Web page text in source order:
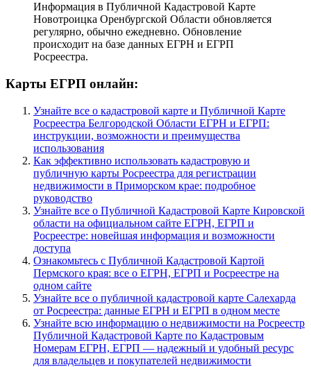
Информация в Публичной Кадастровой Карте
Новотроицка Оренбургской Области обновляется
регулярно, обычно ежедневно. Обновление
происходит на базе данных ЕГРН и ЕГРП
Росреестра.
Карты ЕГРП онлайн:
Узнайте все о кадастровой карте и Публичной Карте
Росреестра Белгородской Области ЕГРН и ЕГРП:
инструкции, возможности и преимущества
использования
Как эффективно использовать кадастровую и
публичную карты Росреестра для регистрации
недвижимости в Приморском крае: подробное
руководство
Узнайте все о Публичной Кадастровой Карте Кировской
области на официальном сайте ЕГРН, ЕГРП и
Росреестре: новейшая информация и возможности
доступа
Ознакомьтесь с Публичной Кадастровой Картой
Пермского края: все о ЕГРН, ЕГРП и Росреестре на
одном сайте
Узнайте все о публичной кадастровой карте Салехарда
от Росреестра: данные ЕГРН и ЕГРП в одном месте
Узнайте всю информацию о недвижимости на Росреестр
Публичной Кадастровой Карте по Кадастровым
Номерам ЕГРН, ЕГРП — надежный и удобный ресурс
для владельцев и покупателей недвижимости